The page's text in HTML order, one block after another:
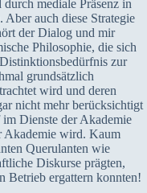
mediale Präsenz in
Aber auch diese Strategie
der Dialog und mir
Philosophie, die sich
zur
grundsätzlich
wird und deren
nicht mehr berücksichtigt
Dienste der Akademie
Akademie wird. Kaum
Querulanten wie
Diskurse prägten,
Betrieb ergattern konnten!